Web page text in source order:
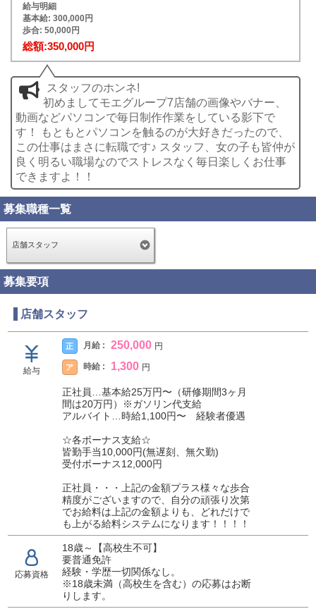
給与明細
基本給: 300,000円
歩合: 50,000円
総額:350,000円
スタッフのホンネ!
初めましてモエグループ7店舗の画像やバナー、
動画などパソコンで毎日制作作業をしている影下で
す！ もともとパソコンを触るのが大好きだったので、
この仕事はまさに転職です♪ スタッフ、女の子も皆仲が
良く明るい職場なのでストレスなく毎日楽しくお仕事
できますよ！！
募集職種一覧
店舗スタッフ
募集要項
店舗スタッフ
給与
正 月給 : 250,000 円
ア 時給 : 1,300 円
正社員…基本給25万円〜（研修期間3ヶ月
間は20万円）※ガソリン代支給
アルバイト…時給1,100円〜 経験者優遇
☆各ボーナス支給☆
皆勤手当10,000円(無遅刻、無欠勤)
受付ボーナス12,000円
正社員・・・上記の金額プラス様々な歩合
精度がございますので、自分の頑張り次第
でお給料は上記の金額よりも、どれだけで
も上がる給料システムになります！！！！
応募資格
18歳～【高校生不可】
要普通免許
経験・学歴一切関係なし。
※18歳未満（高校生を含む）の応募はお断
りします。